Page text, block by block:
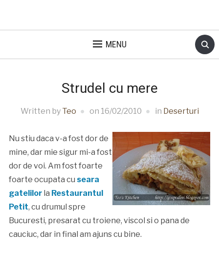
MENU
Strudel cu mere
Written by Teo on 16/02/2010 in Deserturi
Nu stiu daca v-a fost dor de
mine, dar mie sigur mi-a fost
dor de voi. Am fost foarte
foarte ocupata cu seara
gatelilorla Restaurantul
Petit, cu drumul spre
Bucuresti, presarat cu troiene, viscol si o pana de
cauciuc, dar in final am ajuns cu bine.